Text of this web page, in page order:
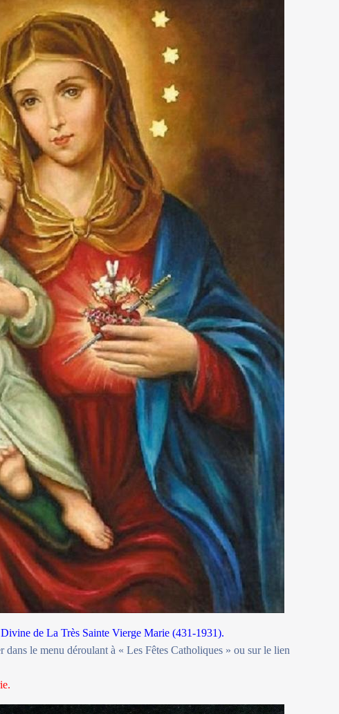
de La Très Sainte Vierge Marie (431-1931).
dans le menu déroulant à « Les Fêtes Catholiques » ou sur le lien